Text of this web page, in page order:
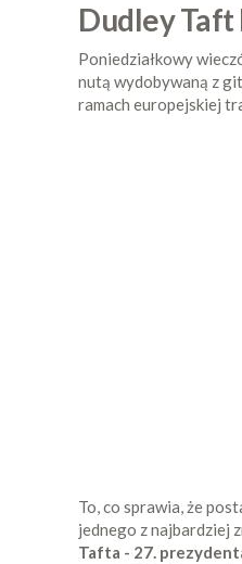
Dudley Taft
Poniedziałkowy
nutą wydobywaną z
ramach europejskiej
To, co sprawia, że
jednego z najbardziej
Tafta - 27.